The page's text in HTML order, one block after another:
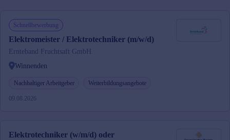
Schnellbewerbung
Elektromeister / Elektrotechniker (m/w/d)
Ernteband Fruchtsaft GmbH
Winnenden
Nachhaltiger Arbeitgeber Weiterbildungsangebote
09.08.2026
Elektrotechniker (w/m/d) oder